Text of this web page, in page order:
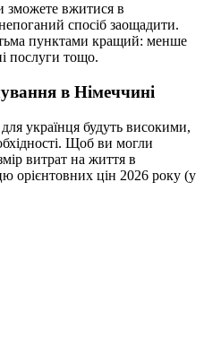
зможете вжитися в
спосіб заощадити.
пунктами кращий: менше
послуги тощо.
в Німеччині
українця будуть високими,
Щоб ви могли
витрат на життя в
орієнтовних цін 2026 року (у